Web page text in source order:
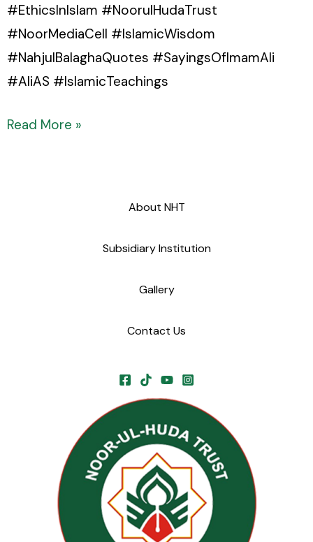
#EthicsInIslam #NoorulHudaTrust
#NoorMediaCell #IslamicWisdom
#NahjulBalaghaQuotes #SayingsOfImamAli
#AliAS #IslamicTeachings
Read More »
About NHT
Subsidiary Institution
Gallery
Contact Us